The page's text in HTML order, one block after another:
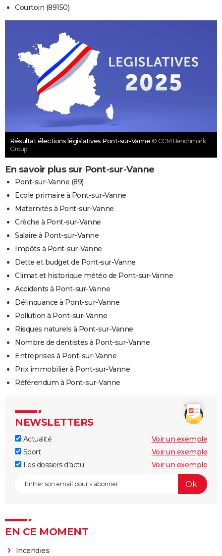
Courtoin (89150)
Résultat élections législatives Pont-sur-Vanne © CCM Benchmark
Group
En savoir plus sur Pont-sur-Vanne
Pont-sur-Vanne (89)
Ecole primaire à Pont-sur-Vanne
Maternités à Pont-sur-Vanne
Crèche à Pont-sur-Vanne
Salaire à Pont-sur-Vanne
Impôts à Pont-sur-Vanne
Dette et budget de Pont-sur-Vanne
Climat et historique météo de Pont-sur-Vanne
Accidents à Pont-sur-Vanne
Délinquance à Pont-sur-Vanne
Pollution à Pont-sur-Vanne
Risques naturels à Pont-sur-Vanne
Nombre de dentistes à Pont-sur-Vanne
Entreprises à Pont-sur-Vanne
Prix immobilier à Pont-sur-Vanne
Référendum à Pont-sur-Vanne
NEWSLETTERS
Actualité
Voir un exemple
Sport
Voir un exemple
Les dossiers d'actu
Voir un exemple
EN CE MOMENT
Incendies